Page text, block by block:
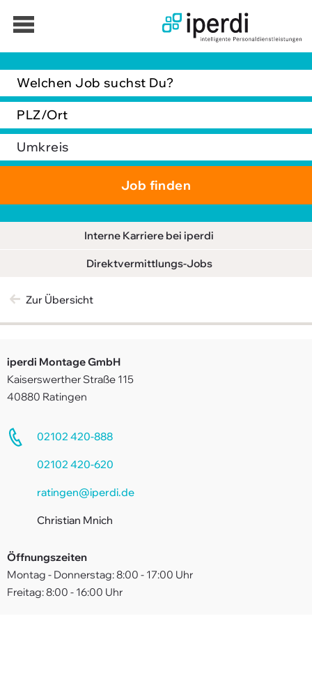
Interne Karriere bei iperdi
Direktvermittlungs-Jobs
Zur Übersicht
iperdi Montage GmbH
Kaiserswerther Straße 115
40880 Ratingen
02102 420-888
02102 420-620
ratingen@iperdi.de
Christian Mnich
Öffnungszeiten
Montag - Donnerstag: 8:00 - 17:00 Uhr
Freitag: 8:00 - 16:00 Uhr
Jobbörse
Bewerber
Unternehmen
Über iperdi
iperdi in Deiner Nähe
News
Downloads
FAQ